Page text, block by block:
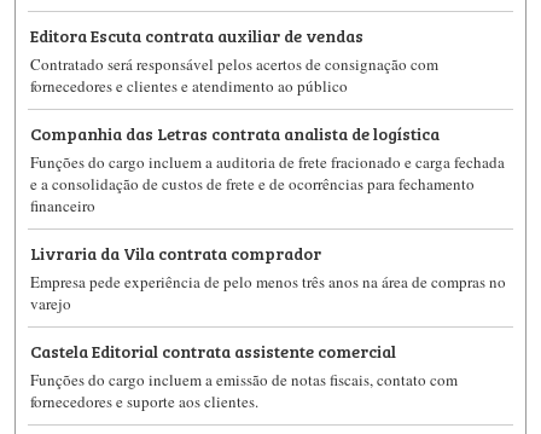
Editora Escuta contrata auxiliar de vendas
Contratado será responsável pelos acertos de consignação com
fornecedores e clientes e atendimento ao público
Companhia das Letras contrata analista de logística
Funções do cargo incluem a auditoria de frete fracionado e carga fechada
e a consolidação de custos de frete e de ocorrências para fechamento
financeiro
Livraria da Vila contrata comprador
Empresa pede experiência de pelo menos três anos na área de compras no
varejo
Castela Editorial contrata assistente comercial
Funções do cargo incluem a emissão de notas fiscais, contato com
fornecedores e suporte aos clientes.